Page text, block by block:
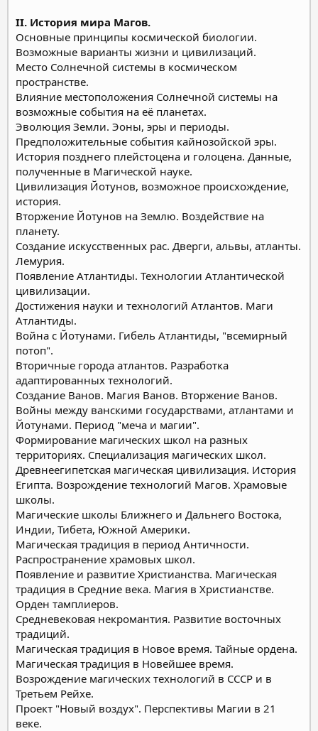
II. История мира Магов.
Основные принципы космической биологии.
Возможные варианты жизни и цивилизаций.
Место Солнечной системы в космическом
пространстве.
Влияние местоположения Солнечной системы на
возможные события на её планетах.
Эволюция Земли. Эоны, эры и периоды.
Предположительные события кайнозойской эры.
История позднего плейстоцена и голоцена. Данные,
полученные в Магической науке.
Цивилизация Йотунов, возможное происхождение,
история.
Вторжение Йотунов на Землю. Воздействие на
планету.
Создание искусственных рас. Дверги, альвы, атланты.
Лемурия.
Появление Атлантиды. Технологии Атлантической
цивилизации.
Достижения науки и технологий Атлантов. Маги
Атлантиды.
Война с Йотунами. Гибель Атлантиды, "всемирный
потоп".
Вторичные города атлантов. Разработка
адаптированных технологий.
Создание Ванов. Магия Ванов. Вторжение Ванов.
Войны между ванскими государствами, атлантами и
Йотунами. Период "меча и магии".
Формирование магических школ на разных
территориях. Специализация магических школ.
Древнеегипетская магическая цивилизация. История
Египта. Возрождение технологий Магов. Храмовые
школы.
Магические школы Ближнего и Дальнего Востока,
Индии, Тибета, Южной Америки.
Магическая традиция в период Античности.
Распространение храмовых школ.
Появление и развитие Христианства. Магическая
традиция в Средние века. Магия в Христианстве.
Орден тамплиеров.
Средневековая некромантия. Развитие восточных
традиций.
Магическая традиция в Новое время. Тайные ордена.
Магическая традиция в Новейшее время.
Возрождение магических технологий в СССР и в
Третьем Рейхе.
Проект "Новый воздух". Перспективы Магии в 21
веке.